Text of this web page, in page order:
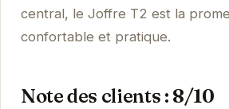
central, le Joffre T2 est la
confortable et pratique.
Note des clients : 8/10